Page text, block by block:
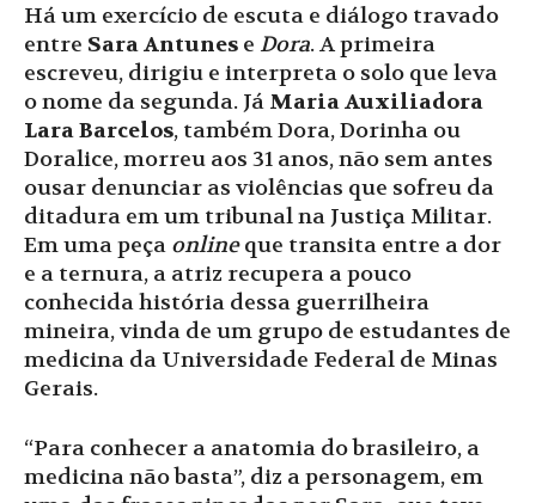
Há um exercício de escuta e diálogo travado
entre Sara Antunes e Dora. A primeira
escreveu, dirigiu e interpreta o solo que leva
o nome da segunda. Já Maria Auxiliadora
Lara Barcelos, também Dora, Dorinha ou
Doralice, morreu aos 31 anos, não sem antes
ousar denunciar as violências que sofreu da
ditadura em um tribunal na Justiça Militar.
Em uma peça onlineque transita entre a dor
e a ternura, a atriz recupera a pouco
conhecida história dessa guerrilheira
mineira, vinda de um grupo de estudantes de
medicina da Universidade Federal de Minas
Gerais.
“Para conhecer a anatomia do brasileiro, a
medicina não basta”, diz a personagem, em